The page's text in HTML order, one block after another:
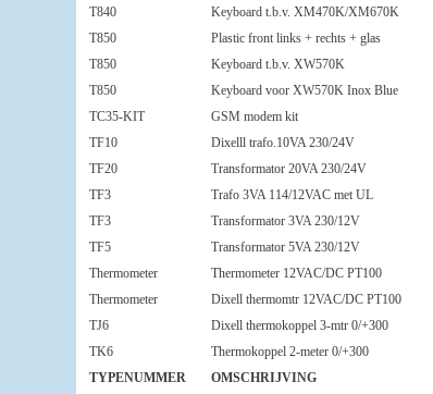
T840
Keyboard t.b.v. XM470K/XM670K
T850
Plastic front links + rechts + glas
T850
Keyboard t.b.v. XW570K
T850
Keyboard voor XW570K Inox Blue
TC35-KIT
GSM modem kit
TF10
Dixelll trafo.10VA 230/24V
TF20
Transformator 20VA 230/24V
TF3
Trafo 3VA 114/12VAC met UL
TF3
Transformator 3VA 230/12V
TF5
Transformator 5VA 230/12V
Thermometer
Thermometer 12VAC/DC PT100
Thermometer
Dixell thermomtr 12VAC/DC PT100
TJ6
Dixell thermokoppel 3-mtr 0/+300
TK6
Thermokoppel 2-meter 0/+300
TYPENUMMER
OMSCHRIJVING